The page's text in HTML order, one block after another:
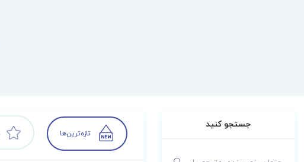
جستجو کنید
تازه‌ترین‌ها